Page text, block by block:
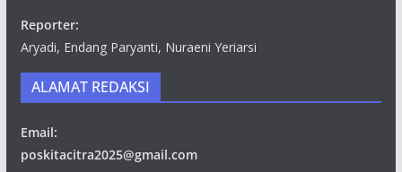
Reporter:
Aryadi, Endang Paryanti, Nuraeni Yeriarsi
ALAMAT REDAKSI
Email:
poskitacitra2025@gmail.com